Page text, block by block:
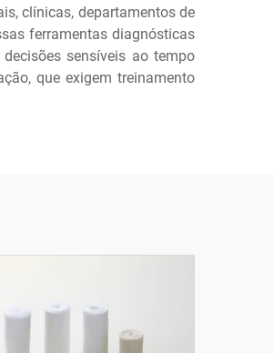
clínicas, departamentos de
ferramentas diagnósticas
sensíveis ao tempo
que exigem treinamento